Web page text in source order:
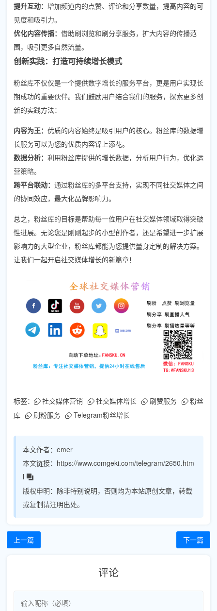
提升互动： 增加频道内的点赞、评论和分享数量，提高内容的可
见度和吸引力。
优化内容传播： 借助刷浏览和刷分享服务，扩大内容的传播范
围，吸引更多自然流量。
创新实践：打造可持续增长模式
粉丝库不仅仅是一个提供数字增长的服务平台，更是用户实现长
期成功的重要伙伴。我们鼓励用户结合我们的服务，探索更多创
新的实践方法：
内容为王： 优质的内容始终是吸引用户的核心。粉丝库的数据增
长服务可以为您的优质内容锦上添花。
数据分析： 利用粉丝库提供的增长数据，分析用户行为，优化运
营策略。
跨平台联动： 通过粉丝库的多平台支持，实现不同社交媒体之间
的协同效应，最大化品牌影响力。
总之，粉丝库的目标是帮助每一位用户在社交媒体领域取得突破
性进展。无论您是刚刚起步的小型创作者，还是希望进一步扩展
影响力的大型企业，粉丝库都能为您提供量身定制的解决方案。
让我们一起开启社交媒体增长的新篇章！
标签： 社交媒体营销 社交媒体增长 刷赞服务
粉丝
库
刷粉服务 Telegram粉丝增长
本文作者： emer
本文链接： https://www.comgeki.com/telegram/2650.htm
l
版权申明： 除非特别说明，否则均为本站原创文章，转载
或复制请注明出处。
上一篇 下一篇
评论